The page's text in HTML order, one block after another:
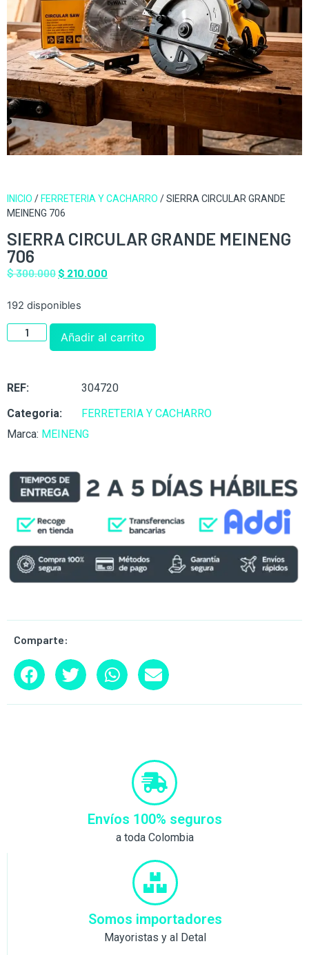
INICIO / FERRETERIA Y CACHARRO / SIERRA CIRCULAR GRANDE
MEINENG 706
SIERRA CIRCULAR GRANDE MEINENG
706
$300.000 $ 210.000
192 disponibles
Añadir al carrito
REF:
304720
Categoria:
FERRETERIA Y CACHARRO
Marca: MEINENG
Comparte:
Envíos 100% seguros
a toda Colombia
Somos importadores
Mayoristas y al Detal